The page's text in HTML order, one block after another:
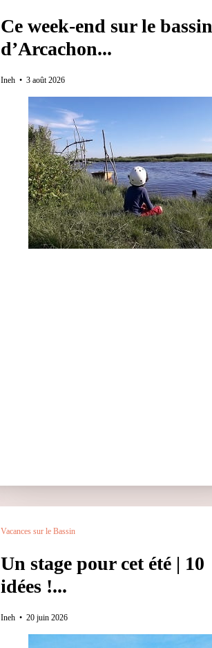
Ce week-end sur le bassin
d’Arcachon...
Ineh 3 août 2026
Vacances sur le Bassin
Un stage pour cet été | 10
idées !...
Ineh 20 juin 2026